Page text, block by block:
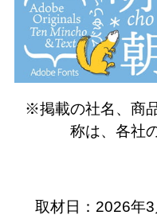
※掲載の社名、商
称は、各社
取材日：2026年